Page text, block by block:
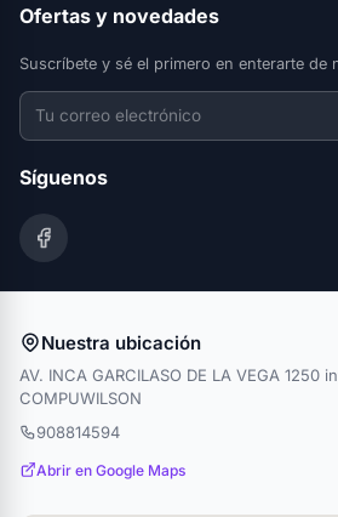
Ofertas y novedades
Suscríbete y sé el primero en enterarte de
Síguenos
Nuestra ubicación
AV. INCA GARCILASO DE LA VEGA 1250
COMPUWILSON
908814594
Abrir en Google Maps